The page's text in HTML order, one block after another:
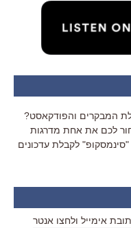
המבקרים והפודקאסט?
לכם את אחת מדרגות
לקבלת עדכונים
אימייל ולחצו אנטר